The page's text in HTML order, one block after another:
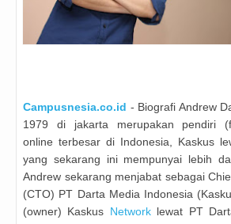
Campusnesia.co.id - Biografi Andrew
1979 di jakarta merupakan pendiri
online terbesar di Indonesia, Kaskus
yang sekarang ini mempunyai lebih
Andrew sekarang menjabat sebagai
(CTO) PT Darta Media Indonesia
(owner) Kaskus Networklewat PT